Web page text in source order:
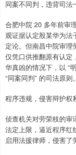
同案不同判，违背司法
合肥中院 20 多年前审
观证据认定殷某华为法
定论。但南昌中院审理
仅凭口供推翻原有认定
华真凶的情况下，以 “
“同案同判” 的司法原则。
程序违规，侵害辩护权
侦查机关对劳荣枝的审
法定上限，逼近程序红
启用法援律师，侵害了